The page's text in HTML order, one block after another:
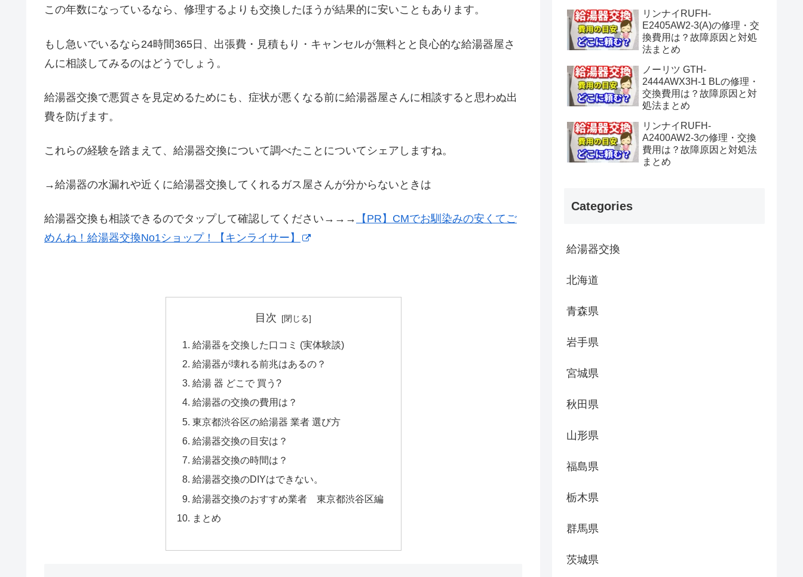
この年数になっているなら、修理するよりも交換したほうが結果的に安いこともあります。
もし急いでいるなら24時間365日、出張費・見積もり・キャンセルが無料とと良心的な給湯器屋さ
んに相談してみるのはどうでしょう。
給湯器交換で悪質さを見定めるためにも、症状が悪くなる前に給湯器屋さんに相談すると思わぬ出
費を防げます。
これらの経験を踏まえて、給湯器交換について調べたことについてシェアしますね。
→給湯器の水漏れや近くに給湯器交換してくれるガス屋さんが分からないときは
給湯器交換も相談できるのでタップして確認してください→→→
【PR】CMでお馴染みの安くてご
めんね！給湯器交換No1ショップ！【キンライサー】
目次
給湯器を交換した口コミ (実体験談)
給湯器が壊れる前兆はあるの？
給湯 器 どこで 買う?
給湯器の交換の費用は？
東京都渋谷区の給湯器 業者 選び方
給湯器交換の目安は？
給湯器交換の時間は？
給湯器交換のDIYはできない。
給湯器交換のおすすめ業者 東京都渋谷区編
まとめ
リンナイRUFH-
E2405AW2-3(A)の修理・交
換費用は？故障原因と対処
法まとめ
ノーリツ GTH-
2444AWX3H-1 BLの修理・
交換費用は？故障原因と対
処法まとめ
リンナイRUFH-
A2400AW2-3の修理・交換
費用は？故障原因と対処法
まとめ
Categories
給湯器交換
北海道
青森県
岩手県
宮城県
秋田県
山形県
福島県
栃木県
群馬県
茨城県